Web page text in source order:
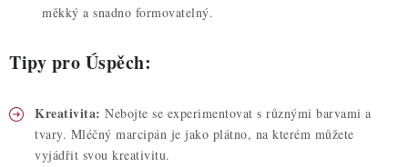
měkký a snadno formovatelný.
Tipy pro Úspěch:
Kreativita: Nebojte se experimentovat s různými barvami a
tvary. Mléčný marcipán je jako plátno, na kterém můžete
vyjádřit svou kreativitu.